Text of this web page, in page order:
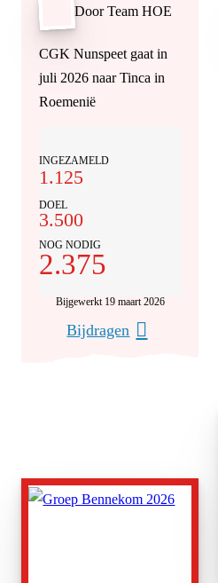
Door Team HOE
CGK Nunspeet gaat in
juli 2026 naar Tinca in
Roemenië
INGEZAMELD
1.125
DOEL
3.500
NOG NODIG
2.375
Bijgewerkt 19 maart 2026
Bijdragen